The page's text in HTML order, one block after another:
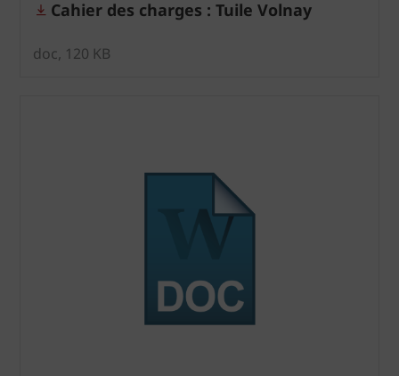
Cahier des charges : Tuile Volnay
doc, 120 KB